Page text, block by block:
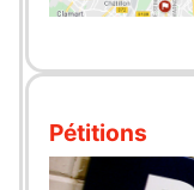
Pétitions